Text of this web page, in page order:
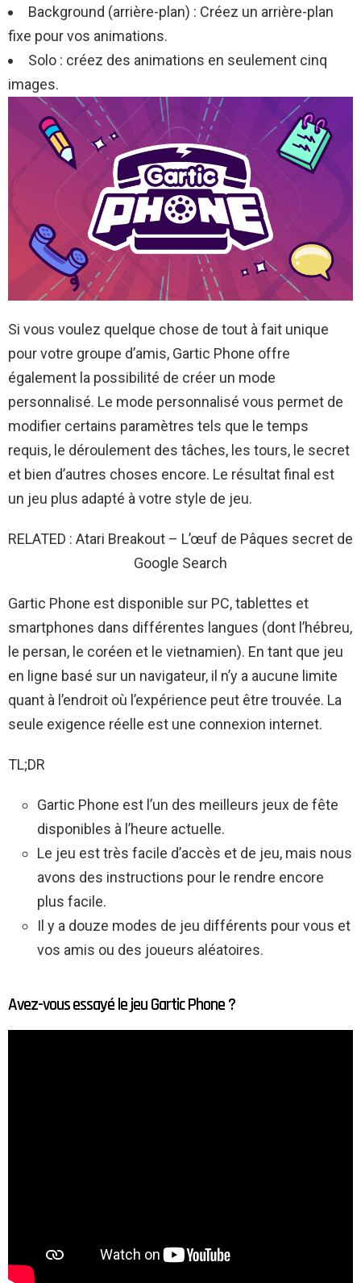
Background (arrière-plan) : Créez un arrière-plan
fixe pour vos animations.
Solo : créez des animations en seulement cinq
images.
Si vous voulez quelque chose de tout à fait unique
pour votre groupe d’amis, Gartic Phone offre
également la possibilité de créer un mode
personnalisé. Le mode personnalisé vous permet de
modifier certains paramètres tels que le temps
requis, le déroulement des tâches, les tours, le secret
et bien d’autres choses encore. Le résultat final est
un jeu plus adapté à votre style de jeu.
RELATED : Atari Breakout – L’œuf de Pâques secret de
Google Search
Gartic Phone est disponible sur PC, tablettes et
smartphones dans différentes langues (dont l’hébreu,
le persan, le coréen et le vietnamien). En tant que jeu
en ligne basé sur un navigateur, il n’y a aucune limite
quant à l’endroit où l’expérience peut être trouvée. La
seule exigence réelle est une connexion internet.
TL;DR
Gartic Phone est l’un des meilleurs jeux de fête
disponibles à l’heure actuelle.
Le jeu est très facile d’accès et de jeu, mais nous
avons des instructions pour le rendre encore
plus facile.
Il y a douze modes de jeu différents pour vous et
vos amis ou des joueurs aléatoires.
Avez-vous essayé le jeu Gartic Phone ?